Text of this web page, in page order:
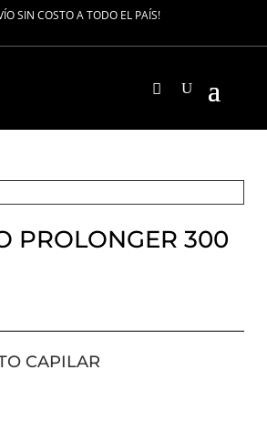
SIN COSTO A TODO EL PAÍS!
PROLONGER 300
CAPILAR